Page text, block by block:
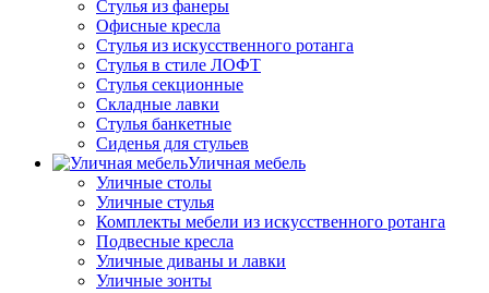
Стулья из фанеры
Офисные кресла
Стулья из искусственного ротанга
Стулья в стиле ЛОФТ
Стулья секционные
Складные лавки
Стулья банкетные
Сиденья для стульев
Уличная мебель
Уличные столы
Уличные стулья
Комплекты мебели из искусственного ротанга
Подвесные кресла
Уличные диваны и лавки
Уличные зонты